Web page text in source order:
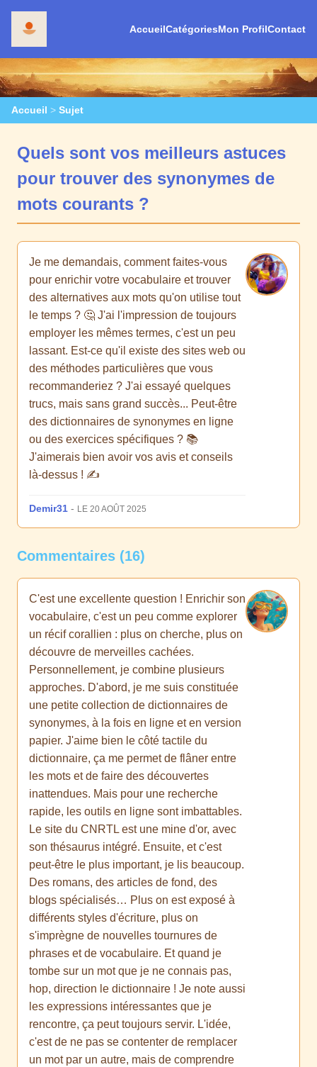
AccueilCatégoriesMon ProfilContact
Accueil > Sujet
Quels sont vos meilleurs astuces
pour trouver des synonymes de
mots courants ?
Je me demandais, comment faites-vous
pour enrichir votre vocabulaire et trouver
des alternatives aux mots qu'on utilise tout
le temps ? 🤔 J'ai l'impression de toujours
employer les mêmes termes, c'est un peu
lassant. Est-ce qu'il existe des sites web ou
des méthodes particulières que vous
recommanderiez ? J'ai essayé quelques
trucs, mais sans grand succès... Peut-être
des dictionnaires de synonymes en ligne
ou des exercices spécifiques ? 📚
J'aimerais bien avoir vos avis et conseils
là-dessus ! ✍️
Demir31 - LE 20 AOÛT 2025
Commentaires (16)
C'est une excellente question ! Enrichir son
vocabulaire, c'est un peu comme explorer
un récif corallien : plus on cherche, plus on
découvre de merveilles cachées.
Personnellement, je combine plusieurs
approches. D'abord, je me suis constituée
une petite collection de dictionnaires de
synonymes, à la fois en ligne et en version
papier. J'aime bien le côté tactile du
dictionnaire, ça me permet de flâner entre
les mots et de faire des découvertes
inattendues. Mais pour une recherche
rapide, les outils en ligne sont imbattables.
Le site du CNRTL est une mine d'or, avec
son thésaurus intégré. Ensuite, et c'est
peut-être le plus important, je lis beaucoup.
Des romans, des articles de fond, des
blogs spécialisés… Plus on est exposé à
différents styles d'écriture, plus on
s'imprègne de nouvelles tournures de
phrases et de vocabulaire. Et quand je
tombe sur un mot que je ne connais pas,
hop, direction le dictionnaire ! Je note aussi
les expressions intéressantes que je
rencontre, ça peut toujours servir. L'idée,
c'est de ne pas se contenter de remplacer
un mot par un autre, mais de comprendre